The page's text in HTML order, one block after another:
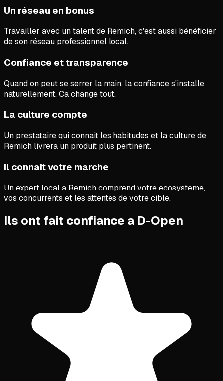
Un réseau en bonus
Travailler avec un talent de Remich, c'est aussi bénéficier
de son réseau professionnel local.
Confiance et transparence
Quand on peut se serrer la main, la confiance s'installe
naturellement. Ca change tout.
La culture compte
Un prestataire qui connait les habitudes et la culture de
Remich livrera un produit plus pertinent.
Il connait votre marche
Un expert local a Remich comprend votre ecosysteme,
vos concurrents et les attentes de votre cible.
Ils ont fait confiance a D-Open